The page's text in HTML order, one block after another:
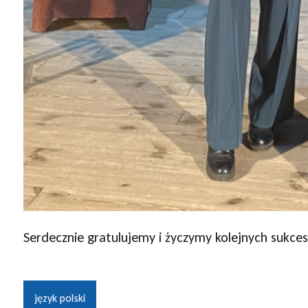
Serdecznie gratulujemy i życzymy kolejnych
język polski